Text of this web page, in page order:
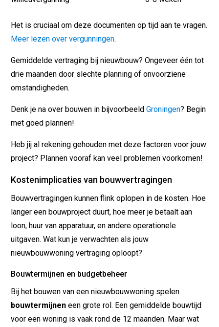
Het is cruciaal om deze documenten op tijd aan te vragen.
Meer lezen over vergunningen.
Gemiddelde vertraging bij nieuwbouw? Ongeveer één tot
drie maanden door slechte planning of onvoorziene
omstandigheden.
Denk je na over bouwen in bijvoorbeeldGroningen? Begin
met goed plannen!
Heb jij al rekening gehouden met deze factoren voor jouw
project? Plannen vooraf kan veel problemen voorkomen!
Kostenimplicaties van bouwvertragingen
Bouwvertragingen kunnen flink oplopen in de kosten. Hoe
langer een bouwproject duurt, hoe meer je betaalt aan
loon, huur van apparatuur, en andere operationele
uitgaven. Wat kun je verwachten als jouw
nieuwbouwwoning vertraging oploopt?
Bouwtermijnen en budgetbeheer
Bij het bouwen van een nieuwbouwwoning spelen
bouwtermijnen een grote rol. Een gemiddelde bouwtijd
voor een woning is vaak rond de 12 maanden. Maar wat